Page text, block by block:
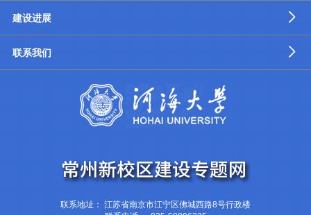
建设进展
联系我们
联系地址： 江苏省南京市江宁区佛城西路8号行政楼